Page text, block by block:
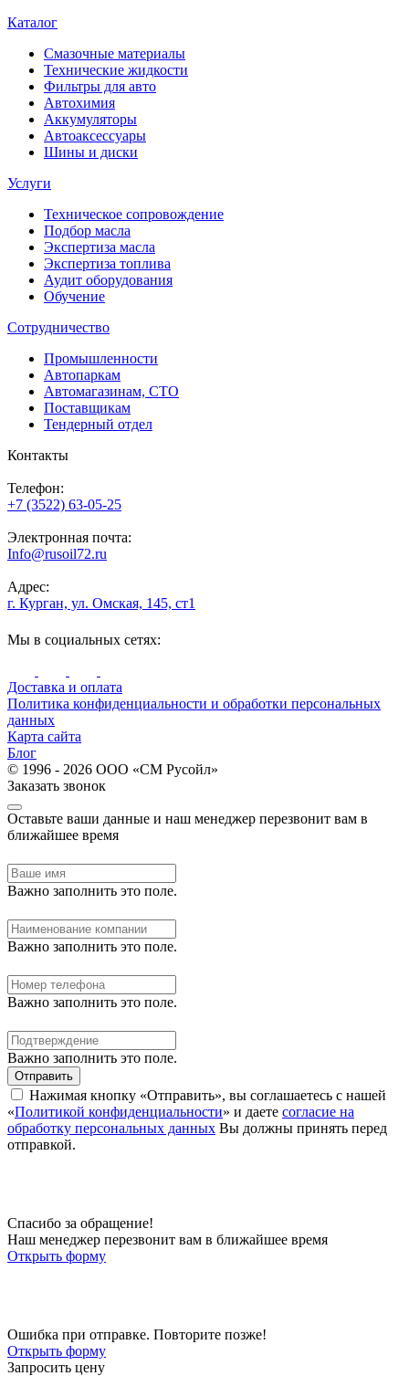
Каталог
Смазочные материалы
Технические жидкости
Фильтры для авто
Автохимия
Аккумуляторы
Автоаксессуары
Шины и диски
Услуги
Техническое сопровождение
Подбор масла
Экспертиза масла
Экспертиза топлива
Аудит оборудования
Обучение
Сотрудничество
Промышленности
Автопаркам
Автомагазинам, СТО
Поставщикам
Тендерный отдел
Контакты
Телефон:
+7 (3522) 63-05-25
Электронная почта:
Info@rusoil72.ru
Адрес:
г. Курган, ул. Омская, 145, ст1
Мы в социальных сетях:
Доставка и оплата
Политика конфиденциальности и обработки персональных
данных
Карта сайта
Блог
© 1996 - 2026 ООО «СМ Русойл»
Заказать звонок
Оставьте ваши данные и наш менеджер перезвонит вам в
ближайшее время
Важно заполнить это поле.
Важно заполнить это поле.
Важно заполнить это поле.
Важно заполнить это поле.
Отправить
Нажимая кнопку «Отправить», вы соглашаетесь с нашей
«Политикой конфиденциальности» и даете согласие на
обработку персональных данных Вы должны принять перед
отправкой.
Спасибо за обращение!
Наш менеджер перезвонит вам в ближайшее время
Открыть форму
Ошибка при отправке. Повторите позже!
Открыть форму
Запросить цену